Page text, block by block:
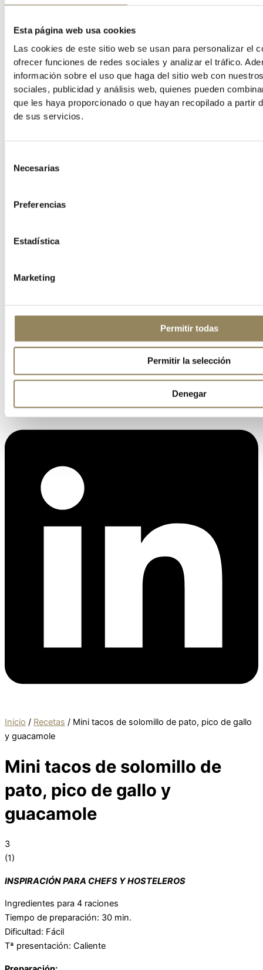
Esta página web usa cookies
Las cookies de este sitio web se usan para personalizar el
ofrecer funciones de redes sociales y analizar el tráfico.
información sobre el uso que haga del sitio web con
sociales, publicidad y análisis web, quienes pueden
que les haya proporcionado o que hayan recopilado a partir
de sus servicios.
Necesarias
Preferencias
Estadística
Marketing
Permitir todas
Permitir la selección
Denegar
Vimeo
Linkedin
Inicio / Recetas / Mini tacos de solomillo de pato, pico de gallo
y guacamole
Mini tacos de solomillo de
pato, pico de gallo y
guacamole
3
(1)
INSPIRACIÓN PARA CHEFS Y HOSTELEROS
Ingredientes para 4 raciones
Tiempo de preparación: 30 min.
Dificultad: Fácil
Tª presentación: Caliente